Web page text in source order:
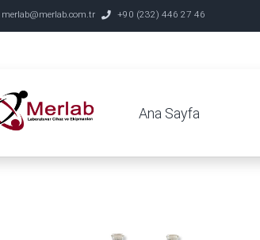
merlab@merlab.com.tr +90 (232) 446 27 46
Ana Sayfa